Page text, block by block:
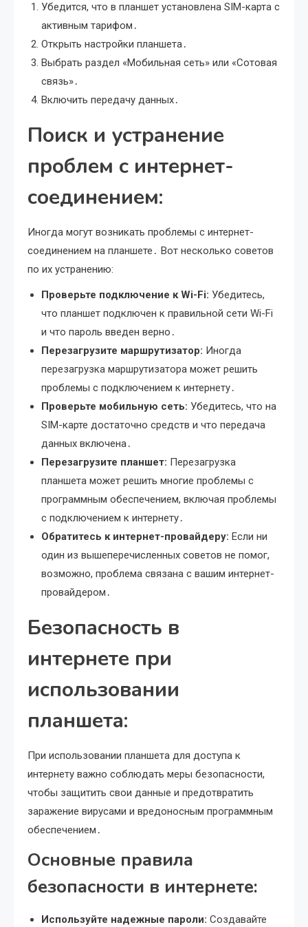
Убедится, что в планшет установлена SIM-карта с
активным тарифом․
Открыть настройки планшета․
Выбрать раздел «Мобильная сеть» или «Сотовая
связь»․
Включить передачу данных․
Поиск и устранение
проблем с интернет-
соединением:
Иногда могут возникать проблемы с интернет-
соединением на планшете․ Вот несколько советов
по их устранению:
Проверьте подключение к Wi-Fi: Убедитесь,
что планшет подключен к правильной сети Wi-Fi
и что пароль введен верно․
Перезагрузите маршрутизатор: Иногда
перезагрузка маршрутизатора может решить
проблемы с подключением к интернету․
Проверьте мобильную сеть: Убедитесь, что на
SIM-карте достаточно средств и что передача
данных включена․
Перезагрузите планшет: Перезагрузка
планшета может решить многие проблемы с
программным обеспечением, включая проблемы
с подключением к интернету․
Обратитесь к интернет-провайдеру: Если ни
один из вышеперечисленных советов не помог,
возможно, проблема связана с вашим интернет-
провайдером․
Безопасность в
интернете при
использовании
планшета:
При использовании планшета для доступа к
интернету важно соблюдать меры безопасности,
чтобы защитить свои данные и предотвратить
заражение вирусами и вредоносным программным
обеспечением․
Основные правила
безопасности в интернете:
Используйте надежные пароли: Создавайте